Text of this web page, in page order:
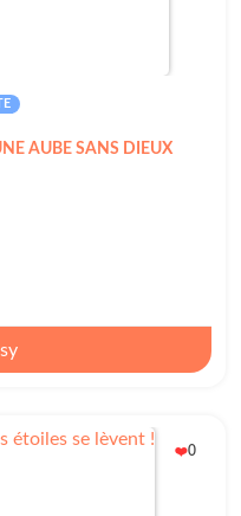
AUBE SANS DIEUX
❤️0